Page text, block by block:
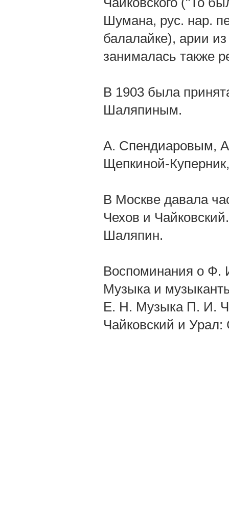
Шумана, рус. нар.
балалайке), арии
занималась также
В 1903 была
Шаляпиным.
А. Спендиаровым,
Щепкиной-
В Москве давала
Чехов и
Шаляпин.
Воспоминания о Ф.
Музыка и
E. H. Музыка П. И.
Чайковский и